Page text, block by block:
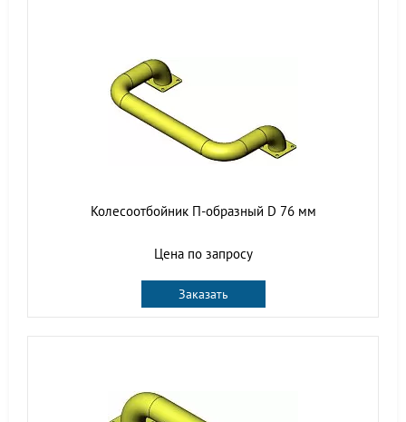
Колесоотбойник П-образный D 76 мм
Цена по запросу
Заказать